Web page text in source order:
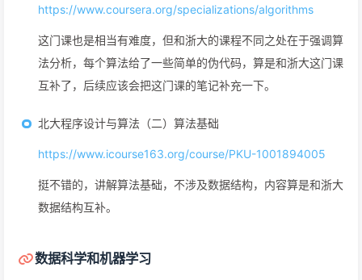
https://www.coursera.org/specializations/algorithms
这门课也是相当有难度，但和浙大的课程不同之处在于强调算
法分析，每个算法给了一些简单的伪代码，算是和浙大这门课
互补了，后续应该会把这门课的笔记补充一下。
北大程序设计与算法（二）算法基础
https://www.icourse163.org/course/PKU-1001894005
挺不错的，讲解算法基础，不涉及数据结构，内容算是和浙大
数据结构互补。
数据科学和机器学习